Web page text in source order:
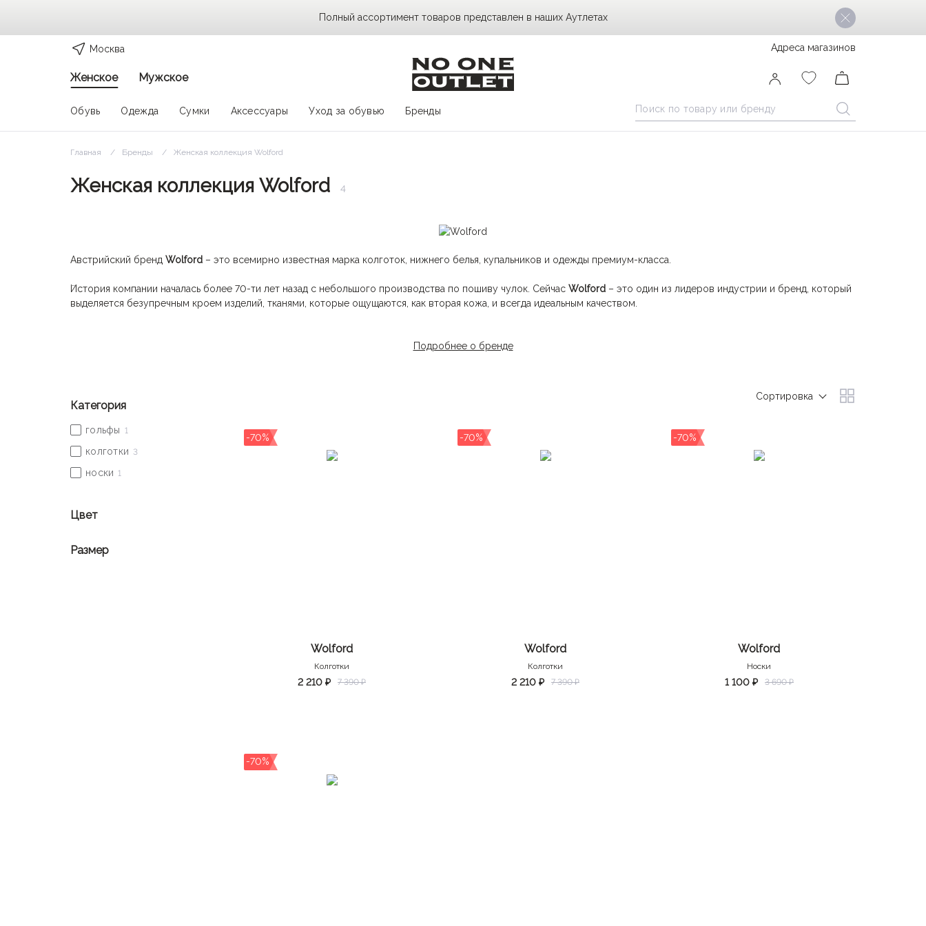
Главная Бренды Женская коллекция Wolford
Женская коллекция Wolford 4
Австрийский бренд Wolford – это всемирно известная марка колготок, нижнего белья, купальников и одежды премиум-класса.
История компании началась более 70-ти лет назад с небольшого производства по пошиву чулок. Сейчас Wolford – это один из лидеров индустрии и бренд, который
выделяется безупречным кроем изделий, тканями, которые ощущаются, как вторая кожа, и всегда идеальным качеством.
белье с утягивающим эффектом, колготки, устойчивые к зацепкам, и другие разработки, которые помогают женщинам выглядеть безупречно.
Подробнее о бренде
Сортировка
-70%
Wolford
Колготки
2 210 ₽ 7 390 ₽
-70%
Wolford
Колготки
2 210 ₽ 7 390 ₽
-70%
Wolford
Носки
1 100 ₽ 3 690 ₽
-70%
Категория
Цвет
Размер
Полный ассортимент товаров представлен в наших Аутлетах
Москва Адреса магазинов
Женское Мужское
Обувь Одежда Сумки Аксессуары Уход за обувью Бренды